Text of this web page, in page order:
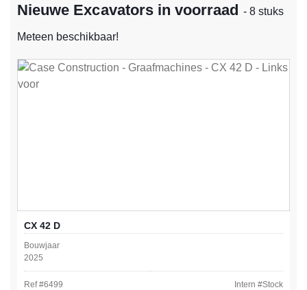
Nieuwe Excavators in voorraad - 8 stuks
Meteen beschikbaar!
CX 42 D
Bouwjaar
2025
Ref #6499 Intern #Stock